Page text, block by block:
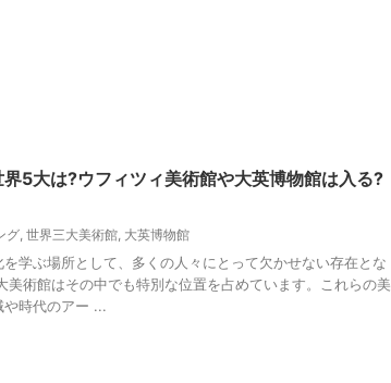
5大は?ウフィツィ美術館や大英博物館は入る?
グ, 世界三大美術館, 大英博物館
学ぶ場所として、多くの人々にとって欠かせない存在とな
美術館はその中でも特別な位置を占めています。これらの美
時代のアー ...